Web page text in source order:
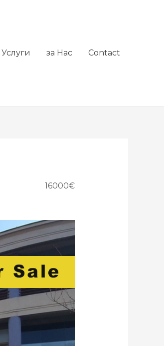
Услуги за Нас Contact
16000€